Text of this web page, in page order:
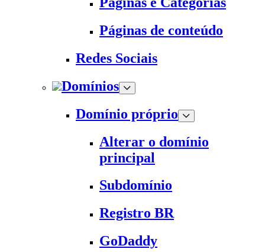
Páginas de conteúdo
Redes Sociais
Domínios
Domínio próprio
Alterar o domínio
principal
Subdomínio
Registro BR
GoDaddy